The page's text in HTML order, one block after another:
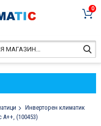
0
Инверторен климатик
A++, (100453)